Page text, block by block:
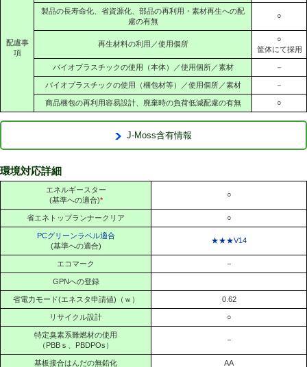
配慮事
項
製品の長寿命化、省資源化、部品の再利用・素材再生への配
慮の有無
○
再生材料の利用／使用個所
○
筐体にて採用
バイオプラスチックの使用（本体）／使用個所／素材 －
バイオプラスチックの使用（梱包材等）／使用個所／素材 －
商品梱包の再利用容易設計、廃棄時の負荷低減配慮の有無 ○
J-Moss含有情報
環境対応詳細
エネルギースター
(基準への適合)*
○
省エネトップランナークリア ○
PCグリーンラベル適合
(基準への適合)
★★★V14
エコマーク －
GPNへの登録
省電力モード(エネスタ申請値)（ｗ） 0.62
リサイクル設計 ○
特定臭素系難燃材の使用
（PBBｓ、PBDPOs）
－
基板接合はんだの無鉛化 AA